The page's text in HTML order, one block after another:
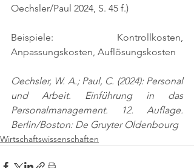
Oechsler/Paul 2024, S. 45 f.)
Beispiele: Kontrollkosten,
Anpassungskosten, Auflösungskosten
Oechsler, W. A.; Paul, C. (2024): Personal
und Arbeit. Einführung in das
Personalmanagement. 12. Auflage.
Berlin/Boston: De Gruyter Oldenbourg
Wirtschaftswissenschaften